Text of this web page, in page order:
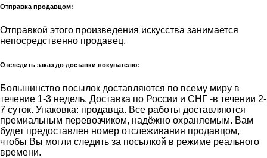
Отправка продавцом:
Отправкой этого произведения искусства занимается
непосредственно продавец.
Отследить заказ до доставки покупателю:
Большинство посылок доставляются по всему миру в
течение 1-3 недель. Доставка по России и СНГ -в течении 2-
7 суток. Упаковка: продавца. Все работы доставляются
премиальным перевозчиком, надёжно охраняемым. Вам
будет предоставлен номер отслеживания продавцом,
чтобы Вы могли следить за посылкой в режиме реального
времени.